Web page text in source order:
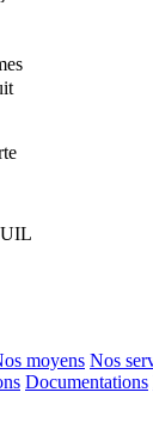
moyens Nos
Documentations